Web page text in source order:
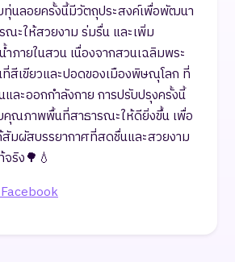
นลอยครั้งนี้มีวัตถุประสงค์เพื่อพัฒนา
ะให้สวยงาม ร่มรื่น และเพิ่ม
ภายในสวน เนื่องจากสวนเฉลิมพระ
สีเขียวและปอดของเมืองพิษณุโลก ที่
ละออกกำลังกาย การปรับปรุงครั้งนี้
คุณภาพพื้นที่สาธารณะให้ดียิ่งขึ้น เพื่อ
มผัสบรรยากาศที่สดชื่นและสวยงาม
ริง🌳💧